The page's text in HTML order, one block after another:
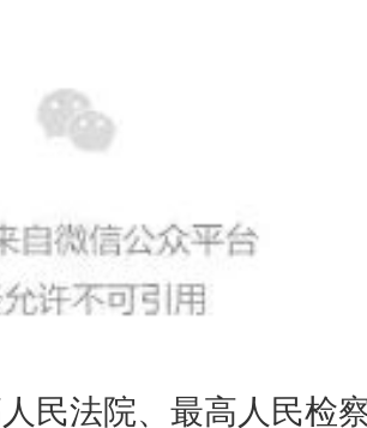
民法院、最高人民检